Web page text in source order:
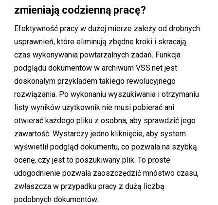
zmieniają codzienną pracę?
Efektywność pracy w dużej mierze zależy od drobnych
usprawnień, które eliminują zbędne kroki i skracają
czas wykonywania powtarzalnych zadań. Funkcja
podglądu dokumentów w archiwum VSS.net jest
doskonałym przykładem takiego rewolucyjnego
rozwiązania. Po wykonaniu wyszukiwania i otrzymaniu
listy wyników użytkownik nie musi pobierać ani
otwierać każdego pliku z osobna, aby sprawdzić jego
zawartość. Wystarczy jedno kliknięcie, aby system
wyświetlił podgląd dokumentu, co pozwala na szybką
ocenę, czy jest to poszukiwany plik. To proste
udogodnienie pozwala zaoszczędzić mnóstwo czasu,
zwłaszcza w przypadku pracy z dużą liczbą
podobnych dokumentów.